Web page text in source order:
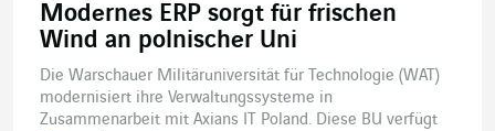
Modernes ERP sorgt für frischen
Wind an polnischer Uni
Die Warschauer Militäruniversität für Technologie (WAT)
modernisiert ihre Verwaltungssysteme in
Zusammenarbeit mit Axians IT Poland. Diese BU verfügt